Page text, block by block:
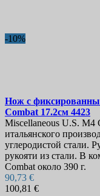
-10%
Нож с
Combat 17.2см 4423
Miscellaneous U.S. M4
итальянского
углеродистой стали.
рукояти из стали. В
Combat около 390 г.
90,73 €
100,81 €